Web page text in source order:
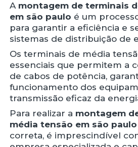
A montagem de terminais
em são paulo é um
para garantir a eficiência e
sistemas de distribuição de
Os terminais de média
essenciais que permitem a
de cabos de potência,
funcionamento dos
transmissão eficaz da
Para realizar a montagem
média tensão em são paulo
correta, é imprescindível